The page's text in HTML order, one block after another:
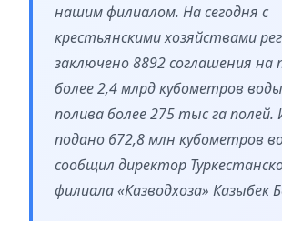
нашим филиалом. На сегодня с
крестьянскими хозяйствами
заключено 8892 соглашения на
более 2,4 млрд кубометров
полива более 275 тыс га полей.
подано 672,8 млн кубометров
сообщил директор
филиала «Казводхоза» Казыбек